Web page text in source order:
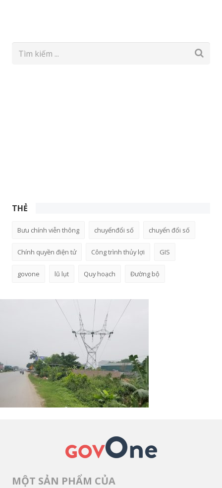
THẺ
Bưu chính viễn thông chuyểnđổi số chuyển đổi số
Chính quyền điện tử Công trình thủy lợi GIS
govone lũ lụt Quy hoạch Đường bộ
MỘT SẢN PHẨM CỦA